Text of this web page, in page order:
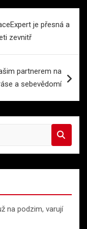
je přesná a
zevnitř
partnerem na
a sebevědomí
na podzim, varují